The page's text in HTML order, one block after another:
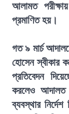
আলামত
প্রমাণিত হয়।
গত ৯ মার্চ
হোসেন স্বীকার
প্রতিবেদন
করলেও আদালত
ব্যবস্থার